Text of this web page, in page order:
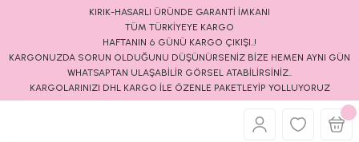
KIRIK-HASARLI ÜRÜNDE GARANTİ İMKANI
TÜM TÜRKİYEYE KARGO
HAFTANIN 6 GÜNÜ KARGO ÇIKIŞI..!
KARGONUZDA SORUN OLDUĞUNU DÜŞÜNÜRSENİZ BİZE HEMEN AYNI GÜN
WHATSAPTAN ULAŞABİLİR GÖRSEL ATABİLİRSİNİZ..
KARGOLARINIZI DHL KARGO İLE ÖZENLE PAKETLEYİP YOLLUYORUZ